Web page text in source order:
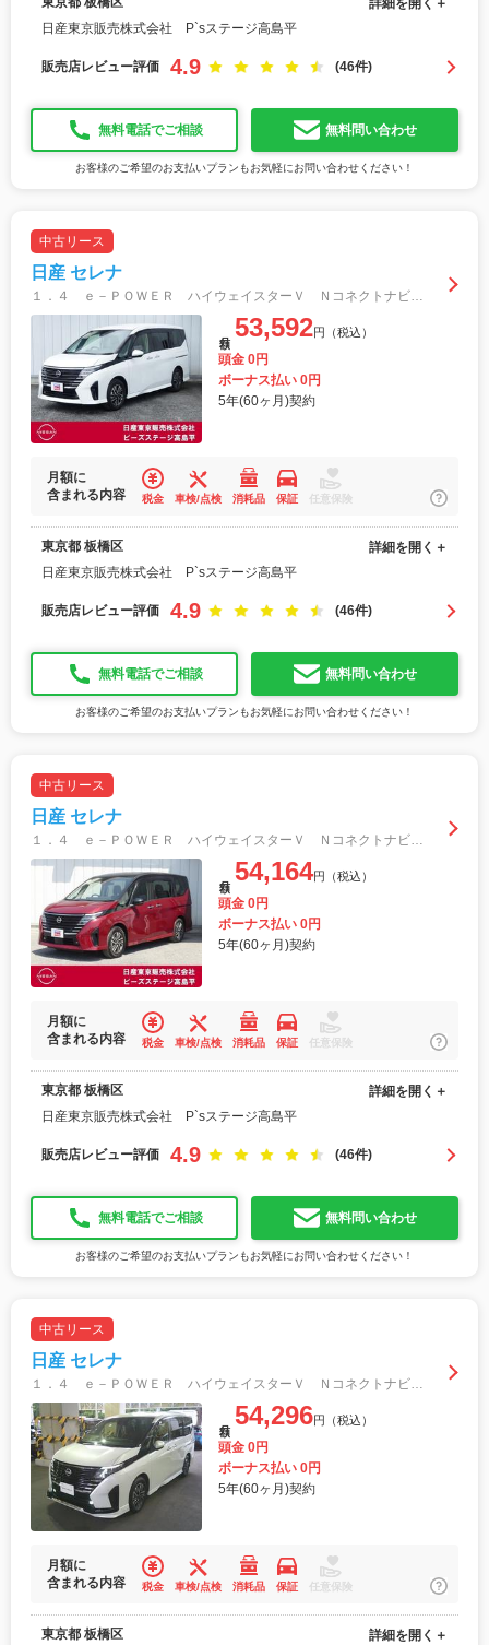
日産東京販売株式会社 P`sステージ高島平
詳細を開く＋
販売店レビュー評価 4.9 (46件)
無料電話でご相談 無料問い合わせ
お客様のご希望のお支払いプランもお気軽にお問い合わせください！
中古リース
日産 セレナ
１．４ ｅ－ＰＯＷＥＲ ハイウェイスターＶ ＮコネクトナビプロパイＡＶＭスマートルームＭ アラウンドビュモニター ブレーキサポート ＬＥＤヘッドライト １オーナー レーダークルーズコントロール インテリキー Ｄレコ バックモニター キーレス
53,592円（税込）
頭金 0円
ボーナス払い 0円
5年(60ヶ月)契約
月額に
含まれる内容
税金 車検/点検 消耗品 保証 任意保険
東京都 板橋区
日産東京販売株式会社 P`sステージ高島平
詳細を開く＋
販売店レビュー評価 4.9 (46件)
無料電話でご相談 無料問い合わせ
お客様のご希望のお支払いプランもお気軽にお問い合わせください！
中古リース
日産 セレナ
１．４ ｅ－ＰＯＷＥＲ ハイウェイスターＶ Ｎコネクトナビプロパイ後席モニターＤレコＥＴ レーダーブレーキサポート ＬＥＤヘッドライト インテリジェントクルーズ インテリジェントキー 盗難防止システム １オナ ウォークスルー アルミホイール
54,164円（税込）
頭金 0円
ボーナス払い 0円
5年(60ヶ月)契約
月額に
含まれる内容
税金 車検/点検 消耗品 保証 任意保険
東京都 板橋区
日産東京販売株式会社 P`sステージ高島平
詳細を開く＋
販売店レビュー評価 4.9 (46件)
無料電話でご相談 無料問い合わせ
お客様のご希望のお支払いプランもお気軽にお問い合わせください！
中古リース
日産 セレナ
１．４ ｅ－ＰＯＷＥＲ ハイウェイスターＶ ＮコネクトナビシートヒータープロパイＡＶＭ アラウンドビュモニター ブレーキサポート シートヒーター ＬＥＤヘッドライト １オーナー レーダークルーズコントロール インテリキー Ｄレコ バックモニター
54,296円（税込）
頭金 0円
ボーナス払い 0円
5年(60ヶ月)契約
月額に
含まれる内容
税金 車検/点検 消耗品 保証 任意保険
東京都 板橋区
詳細を開く＋